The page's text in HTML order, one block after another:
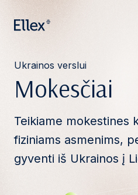
Ukrainos verslui
Mokesčiai
Teikiame mokestines
fiziniams asmenims,
gyventi iš Ukrainos į